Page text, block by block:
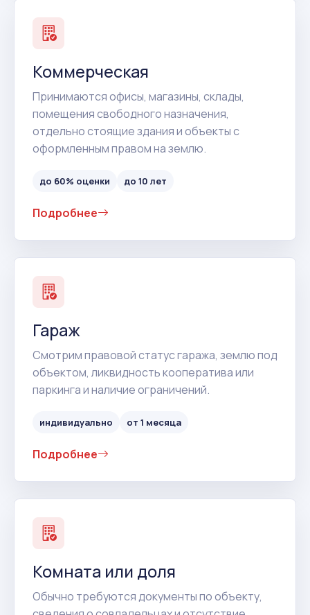
Коммерческая
Принимаются офисы, магазины, склады,
помещения свободного назначения,
отдельно стоящие здания и объекты с
оформленным правом на землю.
до 60% оценки до 10 лет
Подробнее
Гараж
Смотрим правовой статус гаража, землю под
объектом, ликвидность кооператива или
паркинга и наличие ограничений.
индивидуально от 1 месяца
Подробнее
Комната или доля
Обычно требуются документы по объекту,